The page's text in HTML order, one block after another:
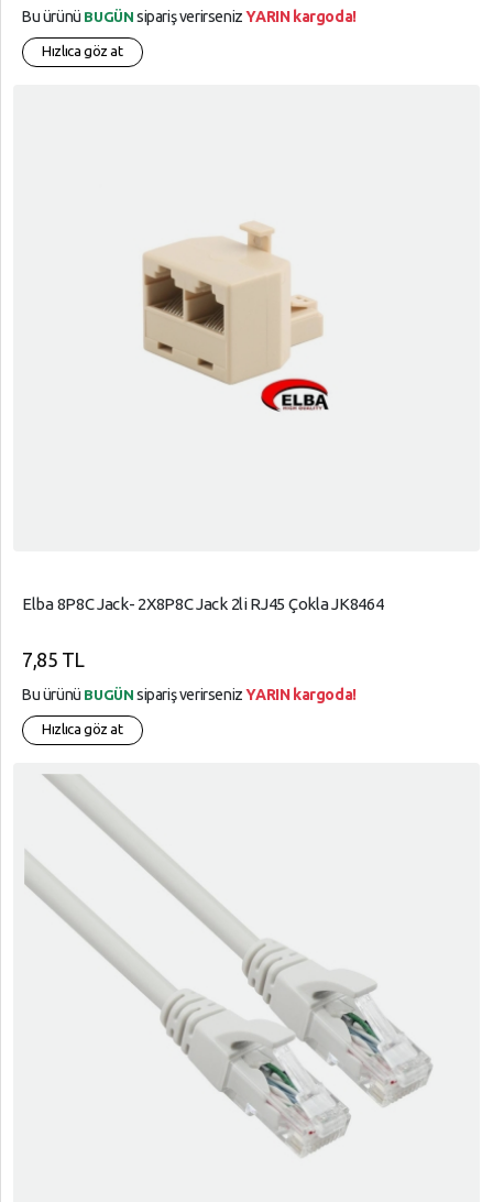
Bu ürünü BUGÜN sipariş verirsenizYARIN kargoda!
Hızlıca göz at
Elba 8P8C Jack- 2X8P8C Jack 2li RJ45 Çokla JK8464
7,85 TL
Bu ürünü BUGÜN sipariş verirsenizYARIN kargoda!
Hızlıca göz at